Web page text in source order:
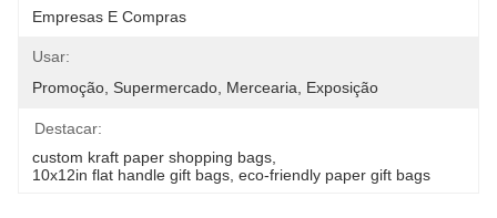
Empresas E Compras
Usar:
Promoção, Supermercado, Mercearia, Exposição
Destacar:
custom kraft paper shopping bags
10x12in flat handle gift bags eco-friendly paper gift bags